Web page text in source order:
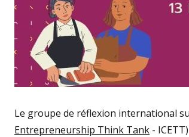
Le groupe de réflexion international
Entrepreneurship Think Tank -